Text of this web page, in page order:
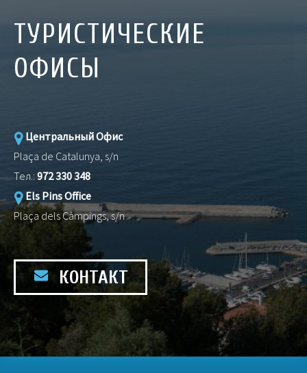
ТУРИСТИЧЕСКИЕ
ОФИСЫ
Центральный Офис
Plaça de Catalunya, s/n
Тел.:972 330 348
Els Pins Office
Plaça dels Càmpings, s/n
КОНТАКТ